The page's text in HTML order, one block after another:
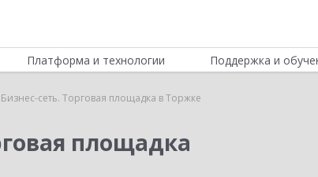
Платформа и технологии Поддержка и
сеть. Торговая площадка в Торжке
площадка